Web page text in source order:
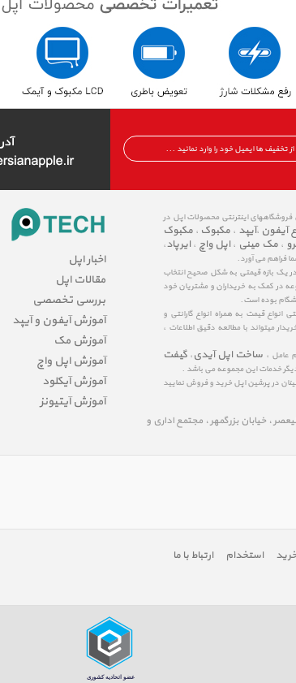
اخبار اپل
مقالات اپل
بررسی تخصصی
آموزش آیفون و آیپد
آموزش مک
آموزش اپل واچ
آموزش آیکلود
آموزش آیتیونز
فروشگاههای اینترنتی محصولات اپل در
آیفون ،آیپد ، مکبوک ، مکبوک
، مک مینی ، اپل واچ ، ایرپاد،
فراهم می آورد.
در یک بازه قیمتی به شکل صحیح انتخاب
در کمک به خریداران و مشتریان خود
بوده است.
قیمت به همراه انواع گارانتی و
میتواند با مطالعه دقیق اطلاعات ،
عامل ، ساخت اپل آیدی ، گیفت
خدمات این مجموعه می باشد .
در پرشین اپل خرید و فروش نمایید
، خیابان بزرگمهر ، مجتمع اداری و
استخدام ارتباط با ما